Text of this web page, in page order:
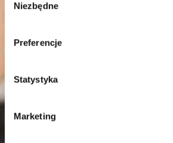
zgody
Niezbędne
Preferencje
Statystyka
Marketing